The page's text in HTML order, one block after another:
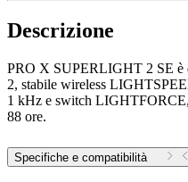
Descrizione
PRO X SUPERLIGHT 2 SE è
2, stabile wireless
1 kHz e switch
88 ore.
Specifiche e compatibilità